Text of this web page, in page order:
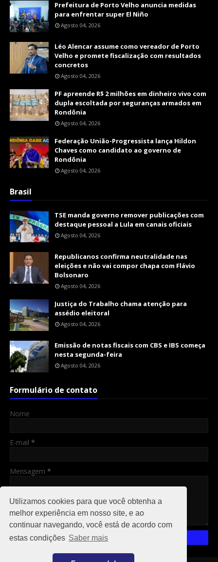
Utilizamos cookies para que você obtenha a
melhor experiência em nosso site, e ao
continuar navegando, você está de acordo com
estas condições Saber mais
Prefeitura de Porto Velho anuncia medidas
para enfrentar super El Niño
Agosto 04, 2026
Léo Alencar assume como vereador de Porto
Velho e promete fiscalização com resultados
concretos
Agosto 04, 2026
PF apreende R$ 2 milhões em dinheiro vivo com
dupla escoltada por seguranças armados em
Rondônia
Agosto 04, 2026
Federação União-Progressista lança Hildon
Chaves como candidato ao governo de
Rondônia
Agosto 04, 2026
Brasil
TSE manda governo remover publicações com
destaque pessoal a Lula em canais oficiais
Agosto 04, 2026
Republicanos confirma neutralidade nas
eleições e não vai compor chapa com Flávio
Bolsonaro
Agosto 04, 2026
Justiça do Trabalho chama atenção para
assédio eleitoral
Agosto 04, 2026
Emissão de notas fiscais com CBS e IBS começa
nesta segunda-feira
Agosto 04, 2026
Formulário de contato
Nome
E-mail *
Mensagem *